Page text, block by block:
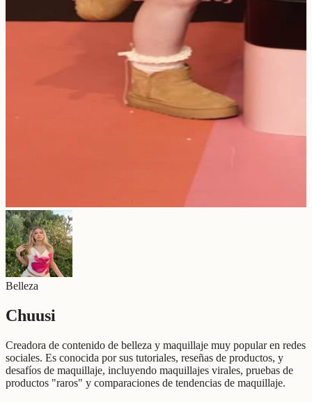
Belleza
Chuusi
Creadora de contenido de belleza y maquillaje muy popular en redes
sociales. Es conocida por sus tutoriales, reseñas de productos, y
desafíos de maquillaje, incluyendo maquillajes virales, pruebas de
productos "raros" y comparaciones de tendencias de maquillaje.